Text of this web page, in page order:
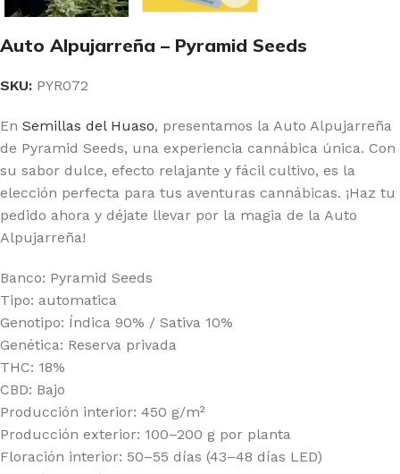
Auto Alpujarreña – Pyramid Seeds
SKU: PYR072
En Semillas del Huaso, presentamos la Auto Alpujarreña
de Pyramid Seeds, una experiencia cannábica única. Con
su sabor dulce, efecto relajante y fácil cultivo, es la
elección perfecta para tus aventuras cannábicas. ¡Haz tu
pedido ahora y déjate llevar por la magia de la Auto
Alpujarreña!
Banco: Pyramid Seeds
Tipo: automatica
Genotipo: Índica 90% / Sativa 10%
Genética: Reserva privada
THC: 18%
CBD: Bajo
Producción interior: 450 g/m²
Producción exterior: 100–200 g por planta
Floración interior: 50–55 días (43–48 días LED)